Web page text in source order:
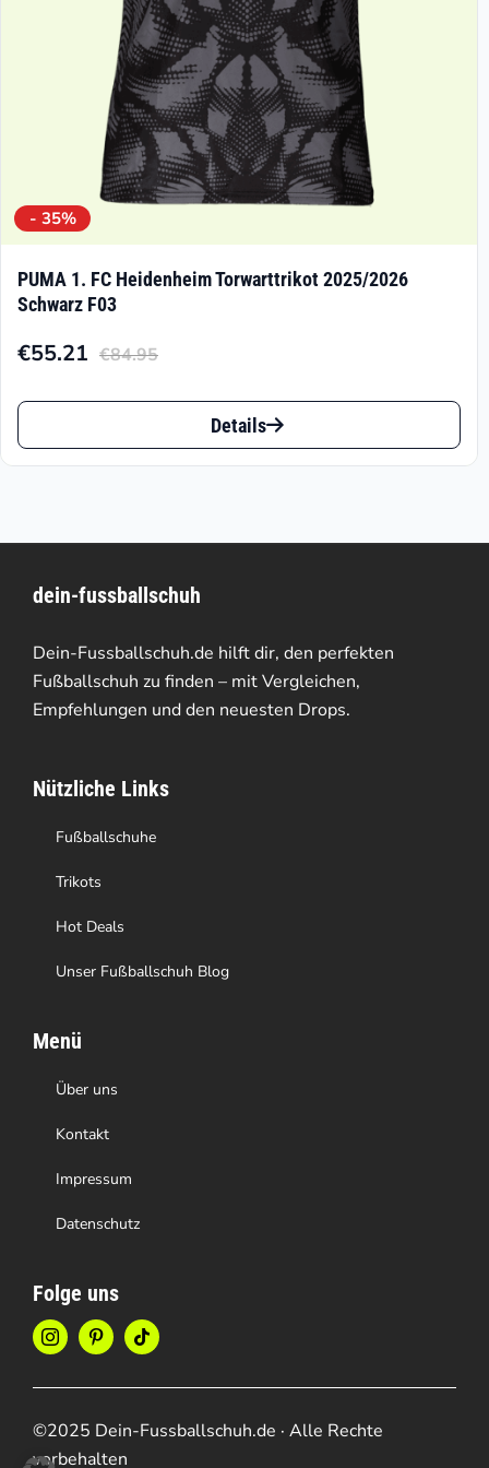
Produktseite
- 35%
PUMA 1. FC Heidenheim Torwarttrikot 2025/2026
Schwarz F03
€84.95
Ursprünglicher
Preis
€84.95
€55.21
Aktueller
Preis
€55.21.
Dieses
Produkt
auf.
Die
Optionen
können
der
Produktseite
gewählt
werden
Details
dein-fussballschuh
Dein-Fussballschuh.de hilft dir, den perfekten
Fußballschuh zu finden – mit Vergleichen,
Empfehlungen und den neuesten Drops.
Nützliche Links
Fußballschuhe
Trikots
Hot Deals
Unser Fußballschuh Blog
Menü
Über uns
Kontakt
Impressum
Datenschutz
Folge uns
©2025 Dein-Fussballschuh.de · Alle Rechte
vorbehalten